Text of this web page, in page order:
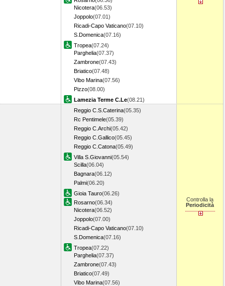
Nicotera(06.53)
Joppolo(07.01)
Ricadi-Capo Vaticano(07.10)
S.Domenica(07.16)
Tropea(07.24)
Parghelia(07.37)
Zambrone(07.43)
Briatico(07.48)
Vibo Marina(07.56)
Pizzo(08.00)
Lamezia Terme C.Le(08.21)
Reggio C.S.Caterina(05.35)
Rc Pentimele(05.39)
Reggio C.Archi(05.42)
Reggio C.Gallico(05.45)
Reggio C.Catona(05.49)
Villa S.Giovanni(05.54)
Scilla(06.04)
Bagnara(06.12)
Palmi(06.20)
Gioia Tauro(06.26)
Rosarno(06.34)
Nicotera(06.52)
Joppolo(07.00)
Ricadi-Capo Vaticano(07.10)
S.Domenica(07.16)
Tropea(07.22)
Parghelia(07.37)
Zambrone(07.43)
Briatico(07.49)
Vibo Marina(07.56)
Controlla la
Periodicità